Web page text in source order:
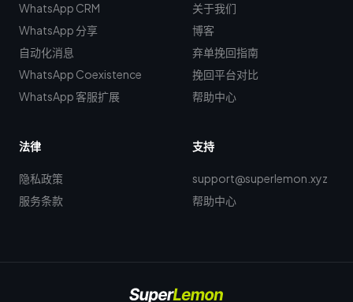
WhatsApp CRM
WhatsApp 分享
自动化消息
WhatsApp Coexistence
WhatsApp 客服扩展
关于我们
博客
弃单挽回指南
挽回平台对比
帮助中心
法律
隐私政策
服务条款
支持
support@superlemon.xyz
帮助中心